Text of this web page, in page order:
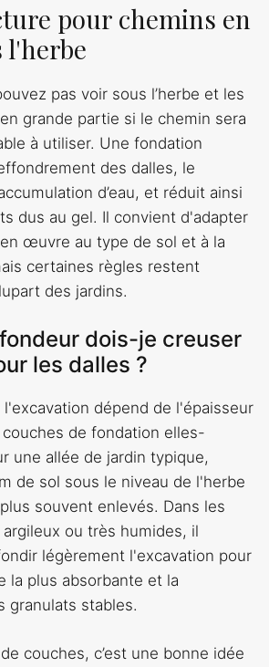
pour chemins en
l'herbe
pas voir sous l’herbe et les
grande partie si le chemin sera
à utiliser. Une fondation
des dalles, le
d’eau, et réduit ainsi
dus au gel. Il convient d'adapter
œuvre au type de sol et à la
certaines règles restent
des jardins.
dois-je creuser
les dalles ?
dépend de l'épaisseur
de fondation elles-
une allée de jardin typique,
de sol sous le niveau de l'herbe
souvent enlevés. Dans les
ou très humides, il
légèrement l'excavation pour
la plus absorbante et la
granulats stables.
couches, c’est une bonne idée